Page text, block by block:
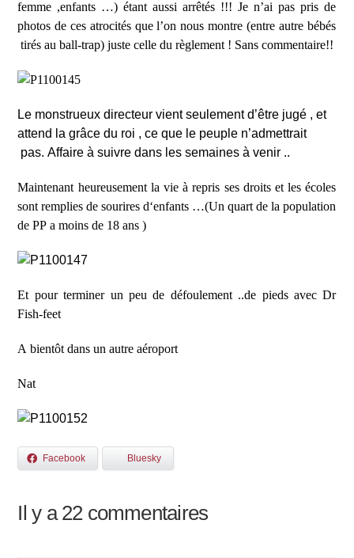
femme ,enfants …) étant aussi arrêtés !!! Je n’ai pas pris de
photos de ces atrocités que l’on nous montre (entre autre bébés
tirés au ball-trap) juste celle du règlement ! Sans commentaire!!
Le monstrueux directeur vient seulement d’être jugé , et
attend la grâce du roi , ce que le peuple n’admettrait
pas. Affaire à suivre dans les semaines à venir ..
Maintenant heureusement la vie à repris ses droits et les écoles
sont remplies de sourires d‘enfants …(Un quart de la population
de PP a moins de 18 ans )
Et pour terminer un peu de défoulement ..de pieds avec Dr
Fish-feet
A bientôt dans un autre aéroport
Nat
Facebook Bluesky
Il y a 22 commentaires